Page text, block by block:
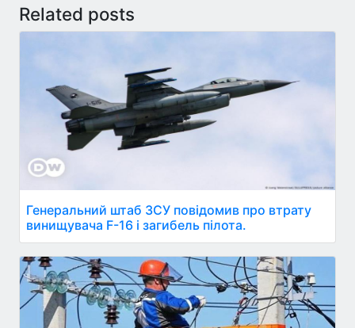
Related posts
Генеральний штаб ЗСУ повідомив про втрату
винищувача F-16 і загибель пілота.